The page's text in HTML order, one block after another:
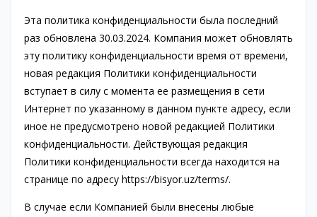
Эта политика конфиденциальности была последний
раз обновлена 30.03.2024. Компания может обновлять
эту политику конфиденциальности время от времени,
новая редакция Политики конфиденциальности
вступает в силу с момента ее размещения в сети
Интернет по указанному в данном пункте адресу, если
иное не предусмотрено новой редакцией Политики
конфиденциальности. Действующая редакция
Политики конфиденциальности всегда находится на
странице по адресу https://bisyor.uz/terms/.
В случае если Компанией были внесены любые